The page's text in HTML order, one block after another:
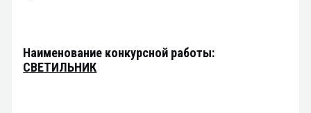
Наименование конкурсной работы:
СВЕТИЛЬНИК